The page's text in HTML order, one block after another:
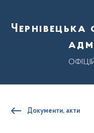
Документи, акти